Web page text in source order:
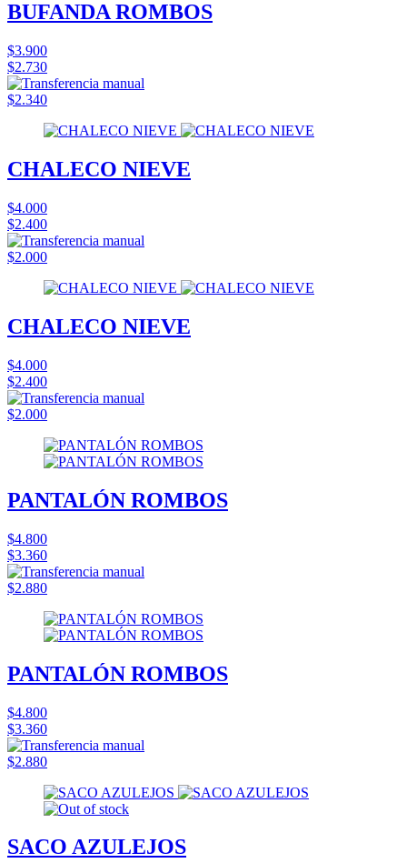
BUFANDA ROMBOS
$3.900
$2.730
$2.340
CHALECO NIEVE
$4.000
$2.400
$2.000
CHALECO NIEVE
$4.000
$2.400
$2.000
PANTALÓN ROMBOS
$4.800
$3.360
$2.880
PANTALÓN ROMBOS
$4.800
$3.360
$2.880
SACO AZULEJOS